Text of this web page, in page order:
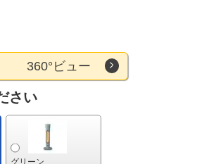
360°ビュー
さい
グリーン